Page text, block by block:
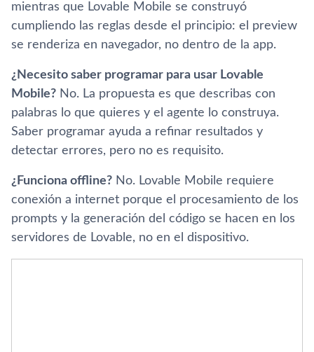
mientras que Lovable Mobile se construyó
cumpliendo las reglas desde el principio: el preview
se renderiza en navegador, no dentro de la app.
¿Necesito saber programar para usar Lovable
Mobile? No. La propuesta es que describas con
palabras lo que quieres y el agente lo construya.
Saber programar ayuda a refinar resultados y
detectar errores, pero no es requisito.
¿Funciona offline? No. Lovable Mobile requiere
conexión a internet porque el procesamiento de los
prompts y la generación del código se hacen en los
servidores de Lovable, no en el dispositivo.